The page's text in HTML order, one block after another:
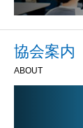
協会案内
ABOUT